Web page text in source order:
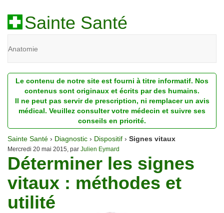
Sainte Santé
Anatomie
Diagnostic
Dossiers
Homéopathie
Nutrition
Pathologie
Psychologie
Recherches
Le contenu de notre site est fourni à titre informatif. Nos
contenus sont originaux et écrits par des humains.
Il ne peut pas servir de prescription, ni remplacer un avis
médical. Veuillez consulter votre médecin et suivre ses
conseils en priorité.
Sainte Santé › Diagnostic › Dispositif › Signes vitaux
Mercredi 20 mai 2015, par Julien Eymard
Déterminer les signes
vitaux : méthodes et
utilité